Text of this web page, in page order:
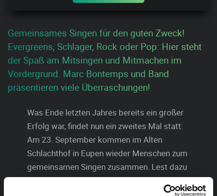
Gemeinsames Singen für den guten Zweck!
Evergreens, Schlager, Rock oder Pop: Hier steht
der Spaß am Mitsingen und Mitmachen im
Vordergrund. Marc Bontemps und Band
präsentieren viele Überraschungen!
Was Ende letzten Jahres bereits ein großer
Erfolg war, findet nun ein zweites Mal statt:
Am 23. September kommen im Alten
Schlachthof in Eupen wieder Menschen zum
gemeinsamen Singen zusammen. Lest dazu
den Artikel desGrenz-Echos.